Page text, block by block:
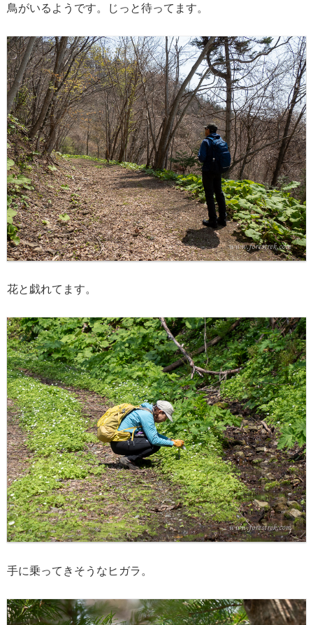
鳥がいるようです。じっと待ってます。
花と戯れてます。
手に乗ってきそうなヒガラ。